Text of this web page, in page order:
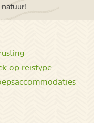
op reistype